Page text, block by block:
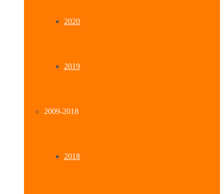
2020
2019
2009-2018
2018